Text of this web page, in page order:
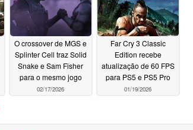
O crossover de MGS e
Splinter Cell traz Solid
Snake e Sam Fisher
para o mesmo jogo
02/17/2026
Far Cry 3 Classic
Edition recebe
atualização de 60 FPS
para PS5 e PS5 Pro
01/19/2026